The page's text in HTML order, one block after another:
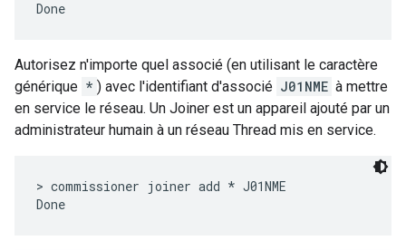
Autorisez n'importe quel associé (en utilisant le caractère
générique * ) avec l'identifiant d'associé J01NME à mettre
en service le réseau. Un Joiner est un appareil ajouté par un
administrateur humain à un réseau Thread mis en service.
> commissioner joiner add * J01NME